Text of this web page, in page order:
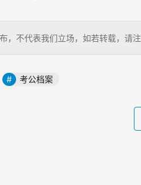
，不代表我们立场，如若转载，
考公档案